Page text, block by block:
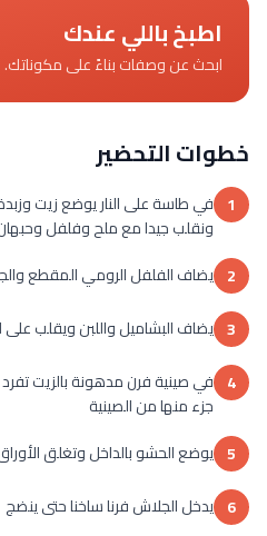
اطبخ باللي عندك
ابحث عن وصفات بناءً على مكوناتك.
خطوات التحضير
1 في طاسة على النار يوضع زيت
ونقلب جيدا مع ملح وفلفل
2 يضاف الفلفل الرومي المقطع
3 يضاف البشاميل واللبن ويقلب على
4 في صينية فرن مدهونة بالزيت
جزء منها من الصينية
5 يوضع الحشو بالداخل وتغلق
6 يدخل الجلاش فرنا ساخنا حتى ينضج